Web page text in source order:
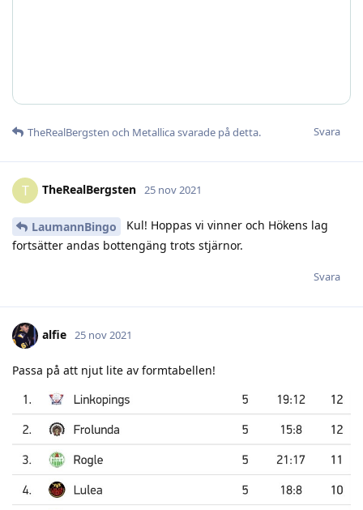
Svara
TheRealBergsten och Metallicasvarade på detta.
T TheRealBergsten 25 nov 2021
LaumannBingo
Kul! Hoppas vi vinner och Hökens lag
fortsätter andas bottengäng trots stjärnor.
Svara
alfie 25 nov 2021
Passa på att njut lite av formtabellen!